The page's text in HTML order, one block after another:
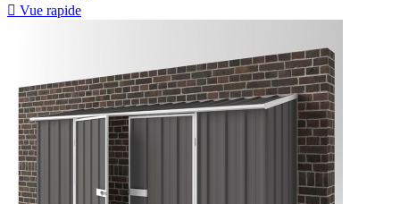
 Vue rapide